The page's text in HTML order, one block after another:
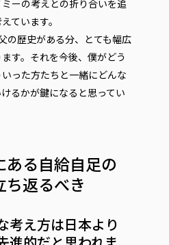
ーの考えとの折り合いを追
ています。
の歴史がある分、とても幅広
す。それを今後、僕がどう
った方たちと一緒にどんな
るかが鍵になると思ってい
ある自給自足の
ち返るべき
考え方は日本より